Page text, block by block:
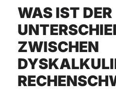
WAS IST DER
ZWISCHEN